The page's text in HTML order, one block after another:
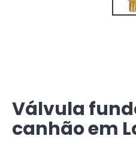
Válvula
canhão em